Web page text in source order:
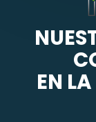
EN LA